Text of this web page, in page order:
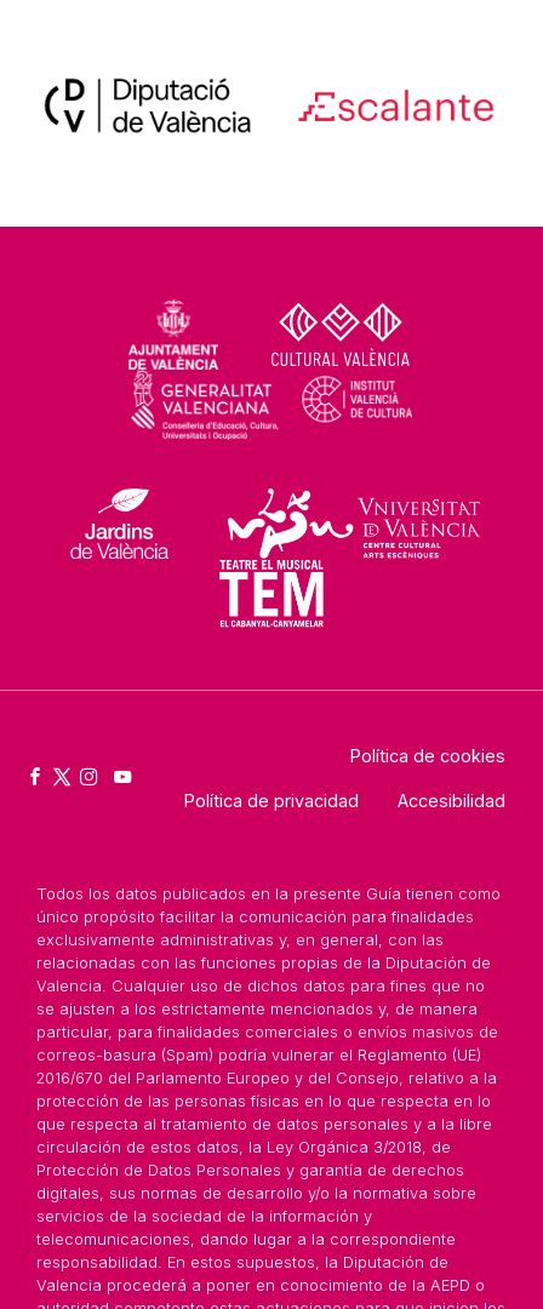
Política de cookies
Política de privacidad Accesibilidad
Todos los datos publicados en la presente Guía tienen como
único propósito facilitar la comunicación para finalidades
exclusivamente administrativas y, en general, con las
relacionadas con las funciones propias de la Diputación de
Valencia. Cualquier uso de dichos datos para fines que no
se ajusten a los estrictamente mencionados y, de manera
particular, para finalidades comerciales o envíos masivos de
correos-basura (Spam) podría vulnerar el Reglamento (UE)
2016/670 del Parlamento Europeo y del Consejo, relativo a la
protección de las personas físicas en lo que respecta en lo
que respecta al tratamiento de datos personales y a la libre
circulación de estos datos, la Ley Orgánica 3/2018, de
Protección de Datos Personales y garantía de derechos
digitales, sus normas de desarrollo y/o la normativa sobre
servicios de la sociedad de la información y
telecomunicaciones, dando lugar a la correspondiente
responsabilidad. En estos supuestos, la Diputación de
Valencia procederá a poner en conocimiento de la AEPD o